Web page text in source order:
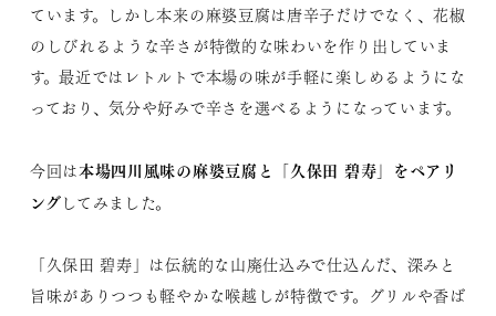
ています。しかし本来の麻婆豆腐は唐辛子だけでなく、花椒
のしびれるような辛さが特徴的な味わいを作り出していま
す。最近ではレトルトで本場の味が手軽に楽しめるようにな
っており、気分や好みで辛さを選べるようになっています。
今回は本場四川風味の麻婆豆腐と「久保田 碧寿」をペアリ
ングしてみました。
「久保田 碧寿」は伝統的な山廃仕込みで仕込んだ、深みと
旨味がありつつも軽やかな喉越しが特徴です。グリルや香ば